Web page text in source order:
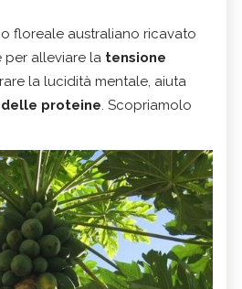
floreale australiano ricavato
per alleviare la tensione
la lucidità mentale, aiuta
proteine. Scopriamolo